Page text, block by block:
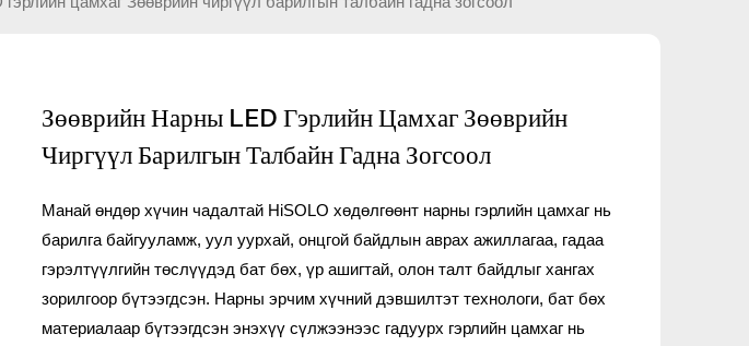
Зөөврийн Нарны LED Гэрлийн Цамхаг Зөөврийн
Чиргүүл Барилгын Талбайн Гадна Зогсоол
Манай өндөр хүчин чадалтай HiSOLO хөдөлгөөнт нарны гэрлийн цамхаг нь
барилга байгууламж, уул уурхай, онцгой байдлын аврах ажиллагаа, гадаа
гэрэлтүүлгийн төслүүдэд бат бөх, үр ашигтай, олон талт байдлыг хангах
зорилгоор бүтээгдсэн. Нарны эрчим хүчний дэвшилтэт технологи, бат бөх
материалаар бүтээгдсэн энэхүү сүлжээнээс гадуурх гэрлийн цамхаг нь